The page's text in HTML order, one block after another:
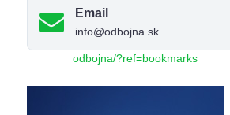
Email
info@odbojna.sk
odbojna/?ref=bookmarks